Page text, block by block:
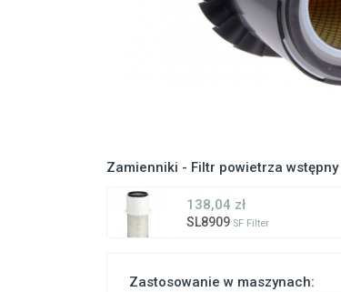
Zamienniki - Filtr powietrza wstępny
138,04 zł
SL8909 SF Filter
Zastosowanie w maszynach: